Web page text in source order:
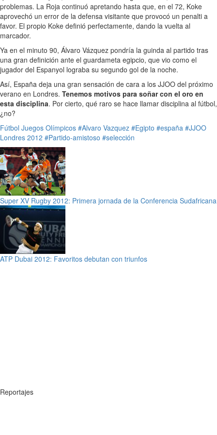
problemas. La Roja continuó apretando hasta que, en el 72, Koke
aprovechó un error de la defensa visitante que provocó un penalti a
favor. El propio Koke definió perfectamente, dando la vuelta al
marcador.
Ya en el minuto 90, Álvaro Vázquez pondría la guinda al partido tras
una gran definición ante el guardameta egipcio, que vio como el
jugador del Espanyol lograba su segundo gol de la noche.
Así, España deja una gran sensación de cara a los JJOO del próximo
verano en Londres. Tenemos motivos para soñar con el oro en
esta disciplina. Por cierto, qué raro se hace llamar disciplina al fútbol,
¿no?
Fútbol Juegos Olímpicos #Alvaro Vazquez #Egipto #españa #JJOO
Londres 2012 #Partido-amistoso #selección
Super XV Rugby 2012: Primera jornada de la Conferencia Sudafricana
ATP Dubai 2012: Favoritos debutan con triunfos
Reportajes